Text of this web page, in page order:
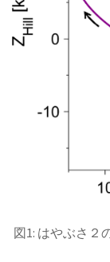
図1: はやぶさ２